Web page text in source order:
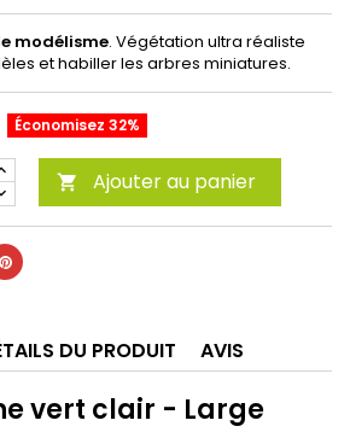
modélisme. Végétation ultra réaliste
et habiller les arbres miniatures.
Économisez 32%
 Ajouter au panier
DU PRODUIT AVIS
vert clair - Large